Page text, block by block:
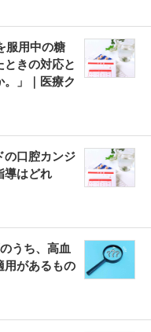
服用中の糖
ときの対応と
。」｜医療ク
の口腔カンジ
導はどれ
うち、高血
用があるもの